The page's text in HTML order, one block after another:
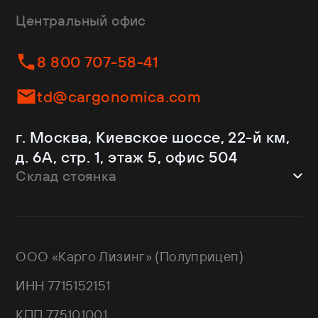
Изотермы
Контейнеровозы
Самосвалы
Ломовозы
С кониками
Рефрижераторы
Dongfeng
Helfimmer
JAC
Kassbohrer
Krone
Mercedes-Benz
Schmitz Cargobull
Shacman
Wielton
Валдай
НЕФАЗ
Центральный офис
8 800 707-58-41
td@cargonomica.com
г. Москва, Киевское шоссе, 22-й км,
д. 6А, стр. 1, этаж 5, офис 504
Склад стоянка
171 GPS: 55.443540, 37.293077
ООО «Карго Лизинг» (Полуприцеп)
ИНН 7715152151